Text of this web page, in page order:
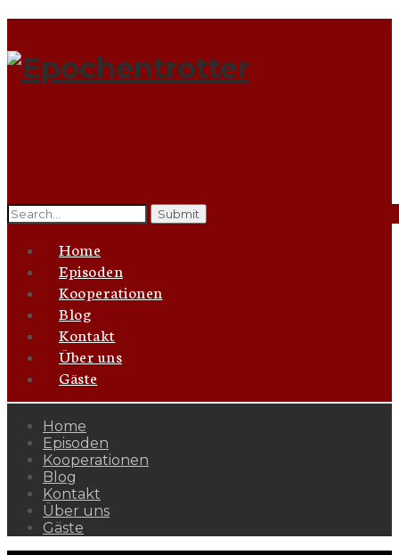
Search
for:
Home
Episoden
Kooperationen
Blog
Kontakt
Über uns
Gäste
Home
Episoden
Kooperationen
Blog
Kontakt
Über uns
Gäste